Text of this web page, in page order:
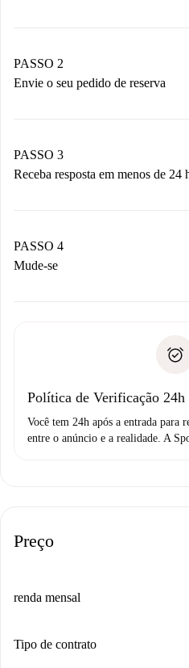
Você tem todas as
antecipadamente.
PASSO 2
Envie o seu pedido de reserva
Não cobramos nada até
PASSO 3
Receba resposta em menos de 24
proprietário.
Se recusada: não
Débito direto bancário
PASSO 4
Mude-se
não comunicar nenhum
Política de Verificação 24h
Você tem 24h após a entrada para
entre o anúncio e a realidade. A
Preço
renda mensal
Tipo de contrato